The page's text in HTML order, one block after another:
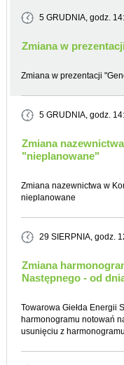
5 GRUDNIA, godz.
Zmiana w
Zmiana w prezentacji
5 GRUDNIA, godz.
Zmiana
"nieplanowane"
Zmiana nazewnictwa w
nieplanowane
29 SIERPNIA, godz.
Zmiana
Następnego - od
Towarowa Giełda Energii
harmonogramu notowań
usunięciu z